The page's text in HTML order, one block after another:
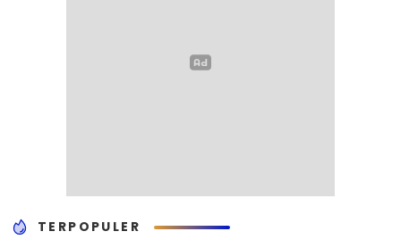
TERPOPULER